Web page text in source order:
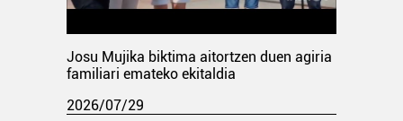
Josu Mujika biktima aitortzen duen agiria
familiari emateko ekitaldia
2026/07/29